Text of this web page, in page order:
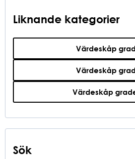
Liknande kategorier
Värdeskåp
Värdeskåp
Värdeskåp
Sök